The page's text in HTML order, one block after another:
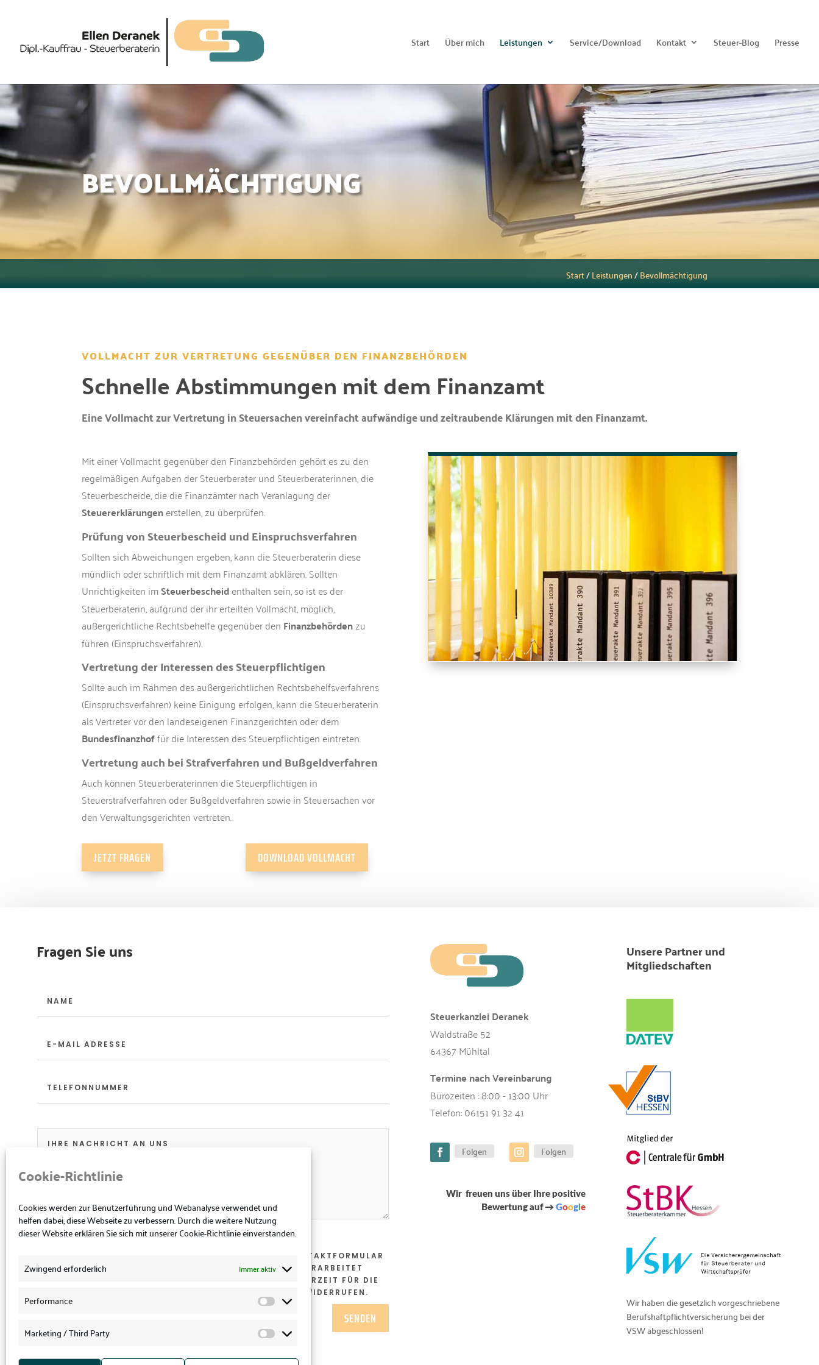
Cookie-Richtlinie
Cookies werden zur Benutzerführung und Webanalyse verwendet und
helfen dabei, diese Webseite zu verbessern. Durch die weitere Nutzung
dieser Website erklären Sie sich mit unserer Cookie-Richtlinie einverstanden.
Zwingend erforderlich Immer aktiv
Performance
Marketing / Third Party
Start Über mich Leistungen Service/Download Kontakt Steuer-Blog Presse
BEVOLLMÄCHTIGUNG
Start/Leistungen/Bevollmächtigung
VOLLMACHT ZUR VERTRETUNG GEGENÜBER DEN FINANZBEHÖRDEN
Schnelle Abstimmungen mit dem Finanzamt
Eine Vollmacht zur Vertretung in Steuersachen vereinfachtaufwändige und zeitraubende Klärungen mit den Finanzamt.
Mit einer Vollmacht gegenüber den Finanzbehörden gehört es zu den
regelmäßigen Aufgaben der Steuerberater und Steuerberaterinnen, die
Steuerbescheide, die die Finanzämter nach Veranlagung der
Steuererklärungenerstellen, zu überprüfen.
Prüfung von Steuerbescheid und Einspruchsverfahren
Sollten sich Abweichungen ergeben, kann die Steuerberaterin diese
mündlich oder schriftlich mit dem Finanzamt abklären. Sollten
Unrichtigkeiten imSteuerbescheidenthalten sein, so ist es der
Steuerberaterin, aufgrund der ihr erteilten Vollmacht, möglich,
außergerichtliche Rechtsbehelfe gegenüber den Finanzbehördenzu
führen (Einspruchsverfahren).
Vertretung der Interessen des Steuerpflichtigen
Sollte auch im Rahmen des außergerichtlichen Rechtsbehelfsverfahrens
(Einspruchsverfahren) keine Einigung erfolgen, kann die Steuerberaterin
als Vertreter vor den landeseigenen Finanzgerichten oder dem
Bundesfinanzhoffür die Interessen des Steuerpflichtigen eintreten.
Vertretung auch bei Strafverfahren und Bußgeldverfahren
Auch können Steuerberaterinnen die Steuerpflichtigen in
Steuerstrafverfahren oder Bußgeldverfahren sowie in Steuersachen vor
den Verwaltungsgerichten vertreten.
JETZT FRAGEN DOWNLOAD VOLLMACHT
Fragen Sie uns
DSGVO
ICH STIMME ZU, DASS MEINE ANGABEN AUS DEM KONTAKTFORMULAR
ZUR BEANTWORTUNG MEINER ANFRAGE ERHOBEN UND VERARBEITET
WERDEN. HINWEIS: SIE KÖNNEN IHRE EINWILLIGUNG JEDERZEIT FÜR DIE
ZUKUNFT PER E-MAIL AN STEUERKANZLEI@DERANEK.DE WIDERRUFEN.
SENDEN
Steuerkanzlei Deranek
Waldstraße 52
64367 Mühltal
Termine nach Vereinbarung
Bürozeiten : 8:00 - 13:00 Uhr
Telefon:06151 91 32 41
Folgen Folgen
Wir freuen uns über Ihre positive
Bewertung auf →Goog le
Unsere Partner und
Mitgliedschaften
Wir haben die gesetzlich vorgeschriebene
Berufshaftpflichtversicherung bei der
VSW abgeschlossen!